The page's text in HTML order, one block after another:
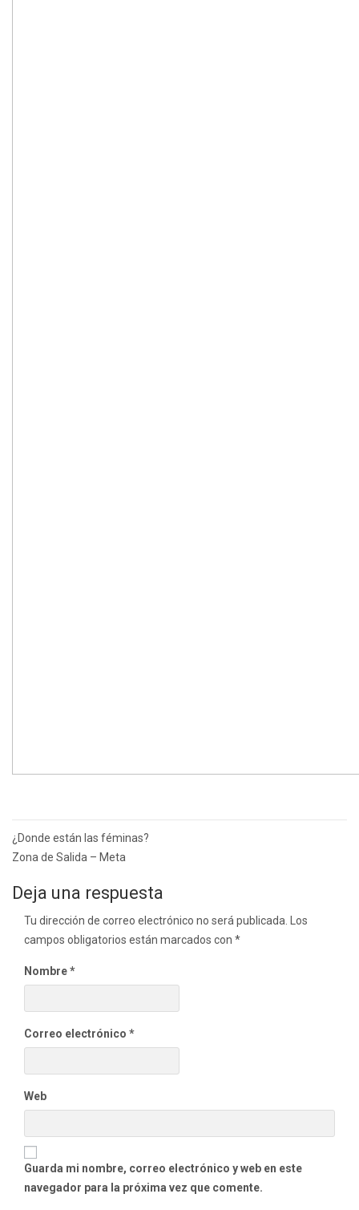
Navegación
de
¿Donde están las féminas?
Zona de Salida – Meta
Deja una respuesta
Tu dirección de correo electrónico no será publicada. Los
campos obligatorios están marcados con *
Nombre*
Correo electrónico *
Web
Guarda mi nombre, correo electrónico y web en este
navegador para la próxima vez que comente.